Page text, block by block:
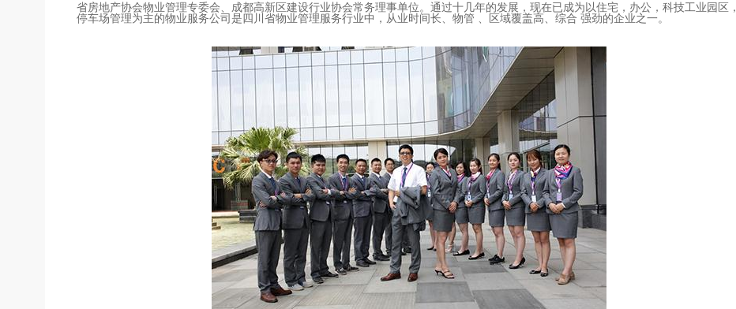
省房地产协会物业管理专委会、成都高新区建设行业协会常务理事单位。通过十几年的发展，现在已成为以住宅，办公，科技工业园区，
停车场管理为主的物业服务公司是四川省物业管理服务行业中，从业时间长、物管 、区域覆盖高、综合 强劲的企业之一。